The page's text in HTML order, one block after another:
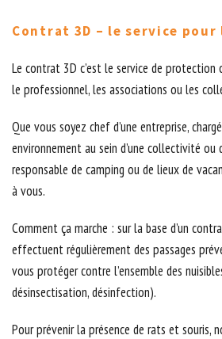
Contrat 3D – le service
Le contrat 3D c’est le service de protection
le professionnel, les associations ou les
Que vous soyez chef d’une entreprise,
environnement au sein d’une collectivité ou
responsable de camping ou de lieux de
à vous.
Comment ça marche : sur la base d’un
effectuent régulièrement des passages
vous protéger contre l’ensemble des
désinsectisation, désinfection).
Pour prévenir la présence de rats et souris,